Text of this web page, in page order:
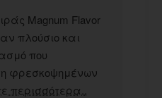
Magnum Flavor
πλούσιο και
που
φρεσκοψημένων
περισσότερα..